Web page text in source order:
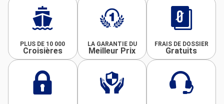
PLUS DE 10 000
Croisières
LA GARANTIE DU
Meilleur Prix
FRAIS DE DOSSIER
Gratuits